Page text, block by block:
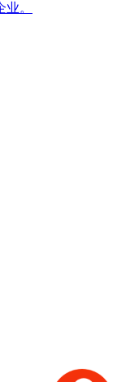
。